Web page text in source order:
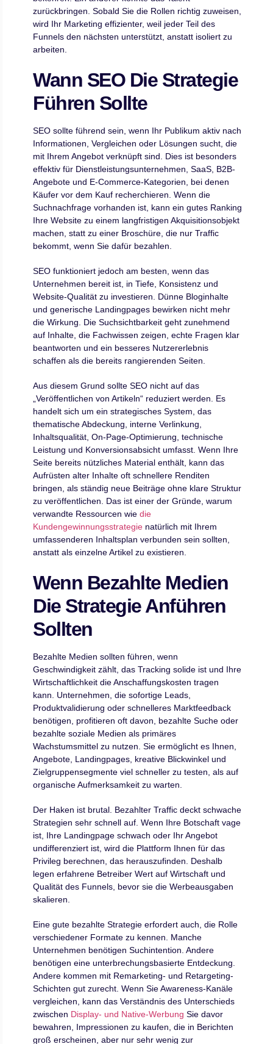
zurückbringen. Sobald Sie die Rollen richtig zuweisen,
wird Ihr Marketing effizienter, weil jeder Teil des
Funnels den nächsten unterstützt, anstatt isoliert zu
arbeiten.
Wann SEO Die Strategie
Führen Sollte
SEO sollte führend sein, wenn Ihr Publikum aktiv nach
Informationen, Vergleichen oder Lösungen sucht, die
mit Ihrem Angebot verknüpft sind. Dies ist besonders
effektiv für Dienstleistungsunternehmen, SaaS, B2B-
Angebote und E-Commerce-Kategorien, bei denen
Käufer vor dem Kauf recherchieren. Wenn die
Suchnachfrage vorhanden ist, kann ein gutes Ranking
Ihre Website zu einem langfristigen Akquisitionsobjekt
machen, statt zu einer Broschüre, die nur Traffic
bekommt, wenn Sie dafür bezahlen.
SEO funktioniert jedoch am besten, wenn das
Unternehmen bereit ist, in Tiefe, Konsistenz und
Website-Qualität zu investieren. Dünne Bloginhalte
und generische Landingpages bewirken nicht mehr
die Wirkung. Die Suchsichtbarkeit geht zunehmend
auf Inhalte, die Fachwissen zeigen, echte Fragen klar
beantworten und ein besseres Nutzererlebnis
schaffen als die bereits rangierenden Seiten.
Aus diesem Grund sollte SEO nicht auf das
„Veröffentlichen von Artikeln“ reduziert werden. Es
handelt sich um ein strategisches System, das
thematische Abdeckung, interne Verlinkung,
Inhaltsqualität, On-Page-Optimierung, technische
Leistung und Konversionsabsicht umfasst. Wenn Ihre
Seite bereits nützliches Material enthält, kann das
Aufrüsten alter Inhalte oft schnellere Renditen
bringen, als ständig neue Beiträge ohne klare Struktur
zu veröffentlichen. Das ist einer der Gründe, warum
verwandte Ressourcen wiedie
Kundengewinnungsstrategie natürlich mit Ihrem
umfassenderen Inhaltsplan verbunden sein sollten,
anstatt als einzelne Artikel zu existieren.
Wenn Bezahlte Medien
Die Strategie Anführen
Sollten
Bezahlte Medien sollten führen, wenn
Geschwindigkeit zählt, das Tracking solide ist und Ihre
Wirtschaftlichkeit die Anschaffungskosten tragen
kann. Unternehmen, die sofortige Leads,
Produktvalidierung oder schnelleres Marktfeedback
benötigen, profitieren oft davon, bezahlte Suche oder
bezahlte soziale Medien als primäres
Wachstumsmittel zu nutzen. Sie ermöglicht es Ihnen,
Angebote, Landingpages, kreative Blickwinkel und
Zielgruppensegmente viel schneller zu testen, als auf
organische Aufmerksamkeit zu warten.
Der Haken ist brutal. Bezahlter Traffic deckt schwache
Strategien sehr schnell auf. Wenn Ihre Botschaft vage
ist, Ihre Landingpage schwach oder Ihr Angebot
undifferenziert ist, wird die Plattform Ihnen für das
Privileg berechnen, das herauszufinden. Deshalb
legen erfahrene Betreiber Wert auf Wirtschaft und
Qualität des Funnels, bevor sie die Werbeausgaben
skalieren.
Eine gute bezahlte Strategie erfordert auch, die Rolle
verschiedener Formate zu kennen. Manche
Unternehmen benötigen Suchintention. Andere
benötigen eine unterbrechungsbasierte Entdeckung.
Andere kommen mit Remarketing- und Retargeting-
Schichten gut zurecht. Wenn Sie Awareness-Kanäle
vergleichen, kann das Verständnis des Unterschieds
zwischen Display- und Native-Werbung Sie davor
bewahren, Impressionen zu kaufen, die in Berichten
groß erscheinen, aber nur sehr wenig zur